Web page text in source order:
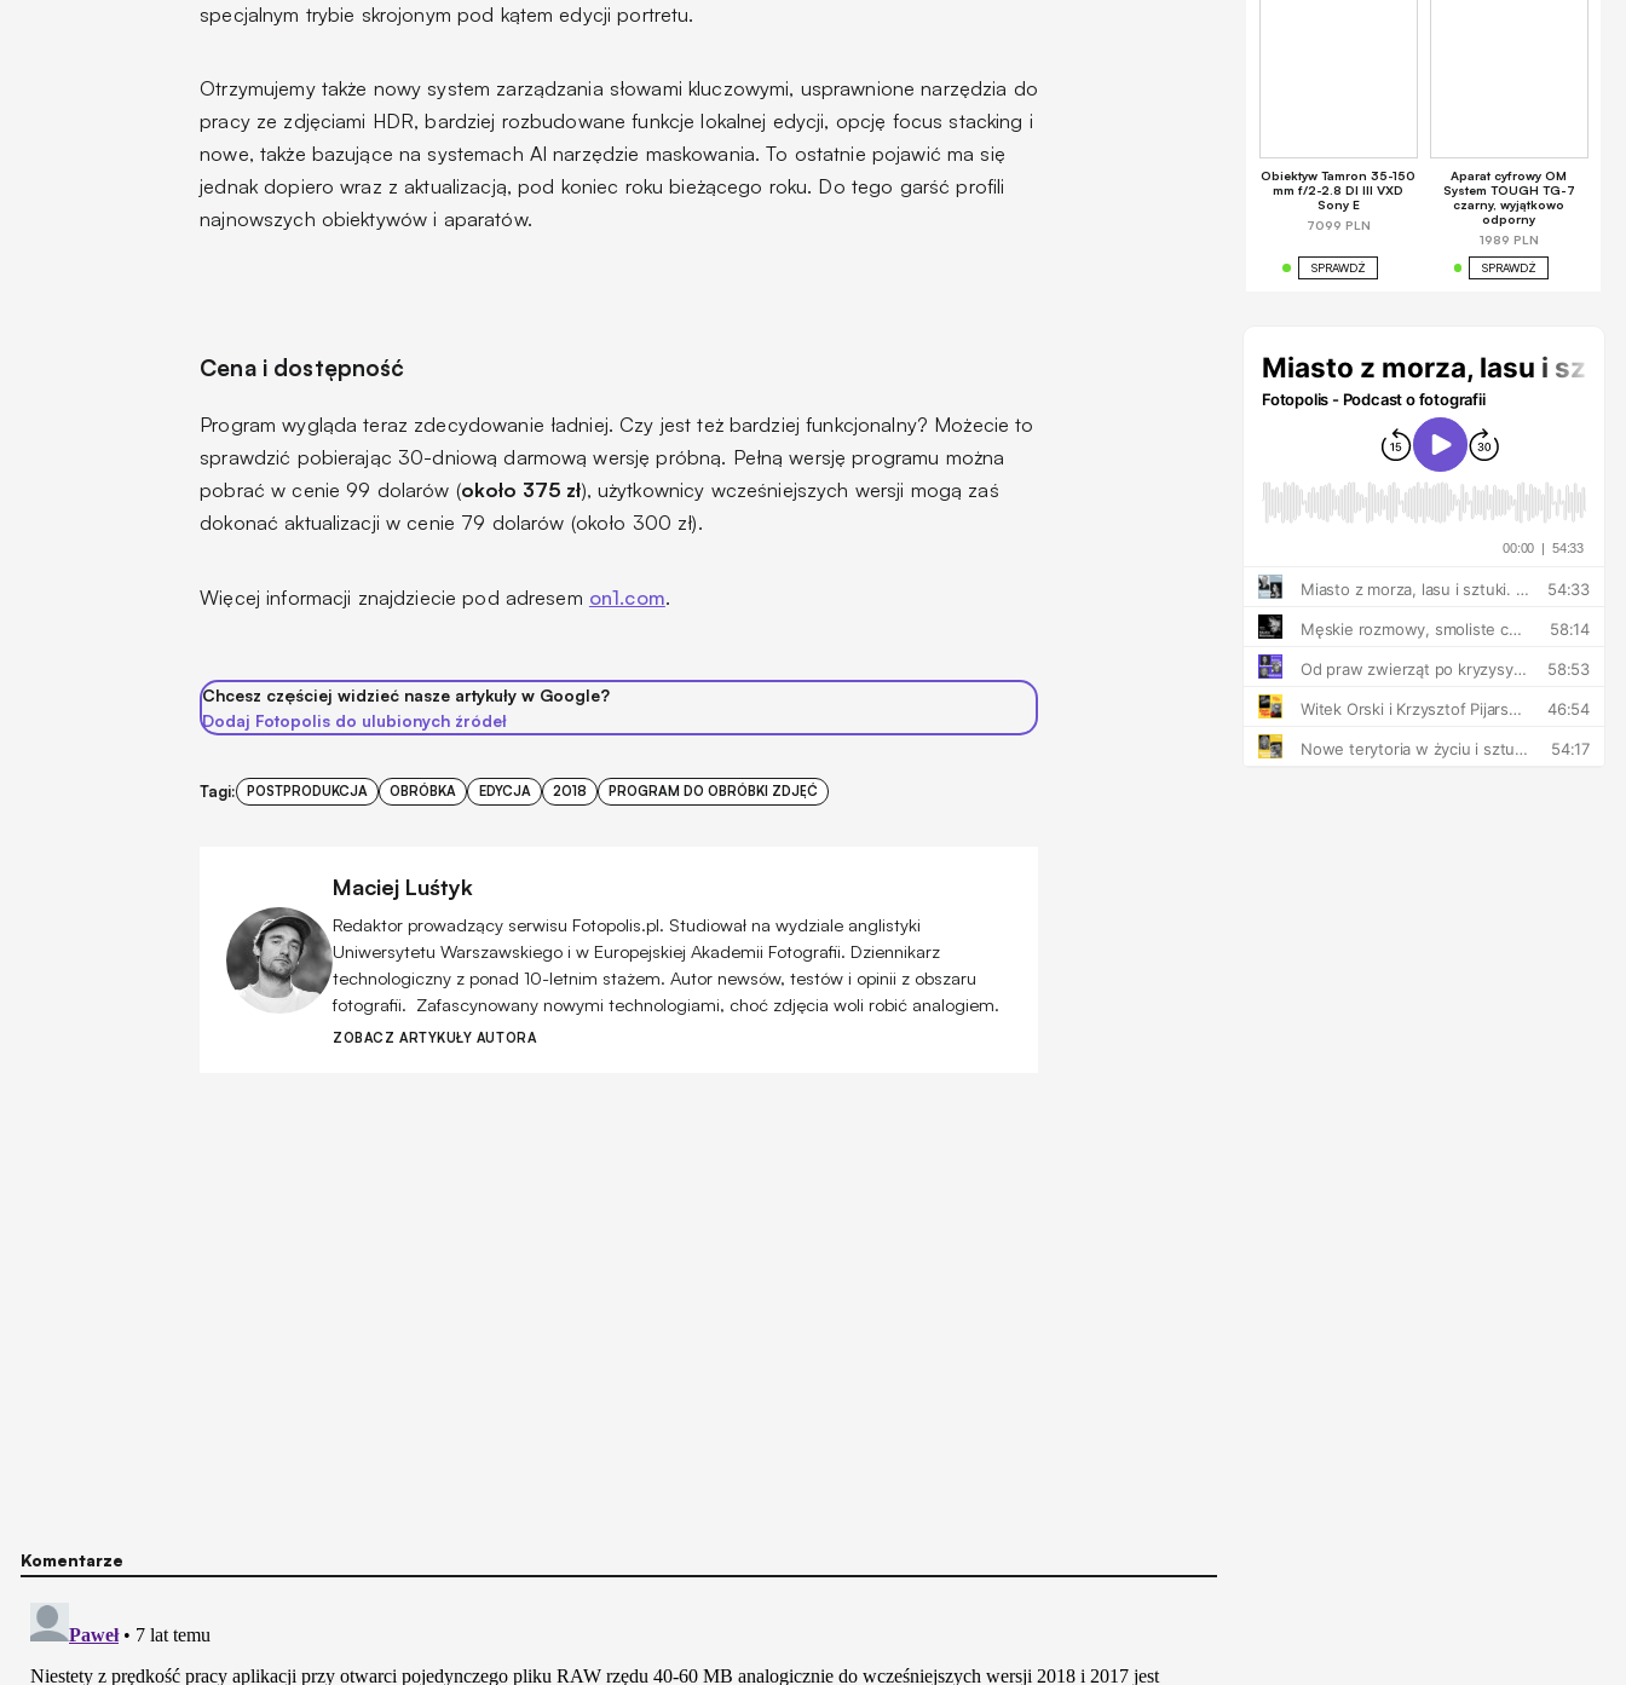
specjalnym trybie skrojonym pod kątem edycji portretu.
Otrzymujemy także nowy system zarządzania słowami kluczowymi, usprawnione narzędzia do
pracy ze zdjęciami HDR, bardziej rozbudowane funkcje lokalnej edycji, opcję focus stacking i
nowe, także bazujące na systemach AI narzędzie maskowania. To ostatnie pojawić ma się
jednak dopiero wraz z aktualizacją, pod koniec roku bieżącego roku. Do tego garść profili
najnowszych obiektywów i aparatów.
Cena i dostępność
Program wygląda teraz zdecydowanie ładniej. Czy jest też bardziej funkcjonalny? Możecie to
sprawdzić pobierając 30-dniową darmową wersję próbną. Pełną wersję programu można
pobrać w cenie 99 dolarów (około 375 zł), użytkownicy wcześniejszych wersji mogą zaś
dokonać aktualizacji w cenie 79 dolarów (około 300 zł).
Więcej informacji znajdziecie pod adresem on1.com.
Chcesz częściej widzieć nasze artykuły w Google?
Dodaj Fotopolis do ulubionych źródeł
Tagi: POSTPRODUKCJA OBRÓBKA EDYCJA 2018 PROGRAM DO OBRÓBKI ZDJĘĆ
Maciej Luśtyk
Redaktor prowadzący serwisu Fotopolis.pl. Studiował na wydziale anglistyki
Uniwersytetu Warszawskiego i w Europejskiej Akademii Fotografii. Dziennikarz
technologiczny z ponad 10-letnim stażem. Autor newsów, testów i opinii z obszaru
fotografii. Zafascynowany nowymi technologiami, choć zdjęcia woli robić analogiem.
ZOBACZ ARTYKUŁY AUTORA
Komentarze
Obiektyw Tamron 35-150
mm f/2-2.8 DI III VXD
Sony E
7099 PLN
SPRAWDŹ
Aparat cyfrowy OM
System TOUGH TG-7
czarny, wyjątkowo
odporny
1989 PLN
SPRAWDŹ